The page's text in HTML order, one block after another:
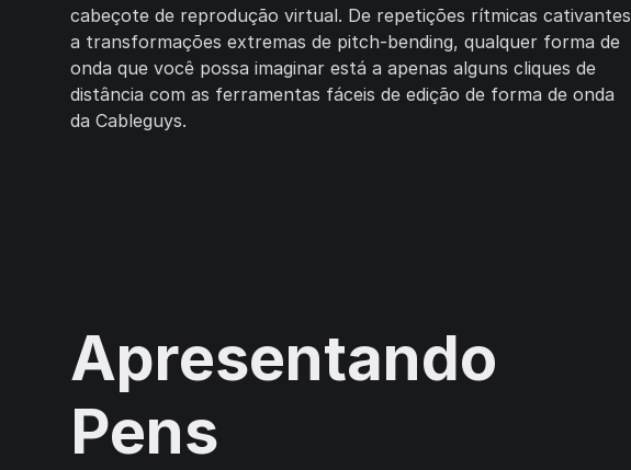
cabeçote de reprodução virtual. De repetições rítmicas cativantes
a transformações extremas de pitch-bending, qualquer forma de
onda que você possa imaginar está a apenas alguns cliques de
distância com as ferramentas fáceis de edição de forma de onda
da Cableguys.
Apresentando
Pens